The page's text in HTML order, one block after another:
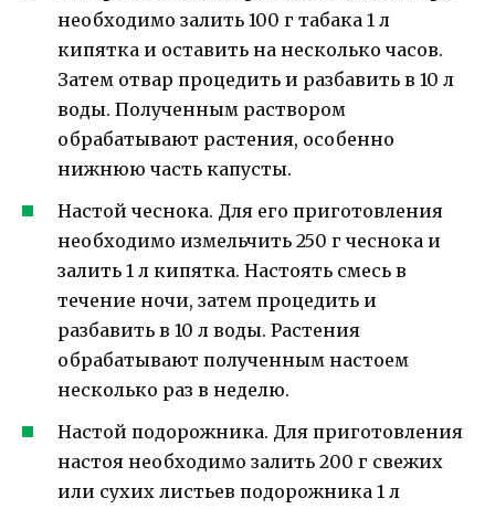
необходимо залить 100 г табака 1 л
кипятка и оставить на несколько часов.
Затем отвар процедить и разбавить в 10 л
воды. Полученным раствором
обрабатывают растения, особенно
нижнюю часть капусты.
Настой чеснока. Для его приготовления
необходимо измельчить 250 г чеснока и
залить 1 л кипятка. Настоять смесь в
течение ночи, затем процедить и
разбавить в 10 л воды. Растения
обрабатывают полученным настоем
несколько раз в неделю.
Настой подорожника. Для приготовления
настоя необходимо залить 200 г свежих
или сухих листьев подорожника 1 л